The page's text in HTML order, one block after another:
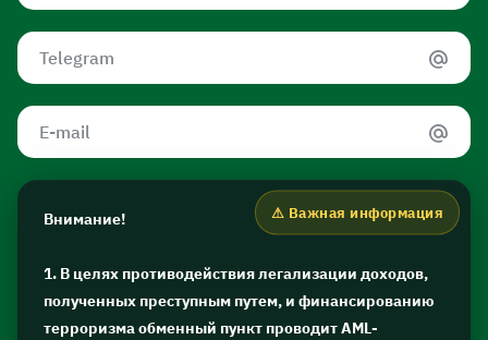
Внимание!
1. В целях противодействия легализации доходов,
полученных преступным путем, и финансированию
терроризма обменный пункт проводит AML-